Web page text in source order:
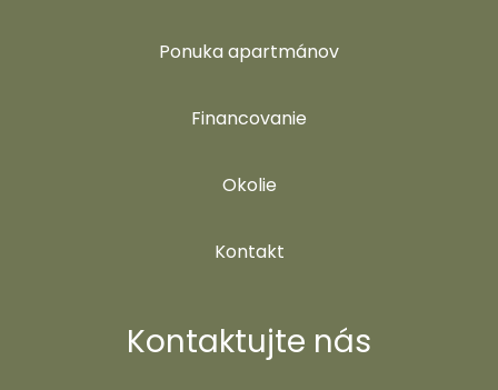
Ponuka apartmánov
Financovanie
Okolie
Kontakt
Kontaktujte nás